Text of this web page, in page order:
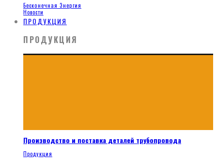
Бесконечная Энергия
Новости
ПРОДУКЦИЯ
ПРОДУКЦИЯ
Производство и поставка деталей трубопровода
Продукция